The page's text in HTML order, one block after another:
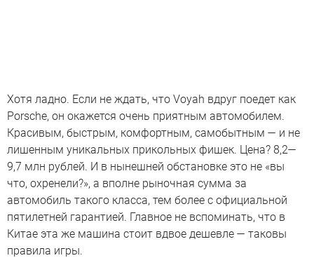
Хотя ладно. Если не ждать, что Voyah вдруг поедет как
Porsche, он окажется очень приятным автомобилем.
Красивым, быстрым, комфортным, самобытным — и не
лишенным уникальных прикольных фишек. Цена? 8,2—
9,7 млн рублей. И в нынешней обстановке это не «вы
что, охренели?», а вполне рыночная сумма за
автомобиль такого класса, тем более с официальной
пятилетней гарантией. Главное не вспоминать, что в
Китае эта же машина стоит вдвое дешевле — таковы
правила игры.